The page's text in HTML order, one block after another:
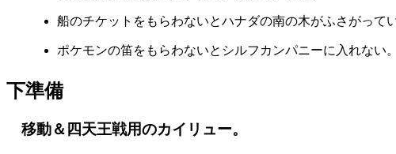
船のチケットをもらわないとハナダの南の木がふさがってい
ポケモンの笛をもらわないとシルフカンパニーに入れない。
下準備
移動＆四天王戦用のカイリュー。